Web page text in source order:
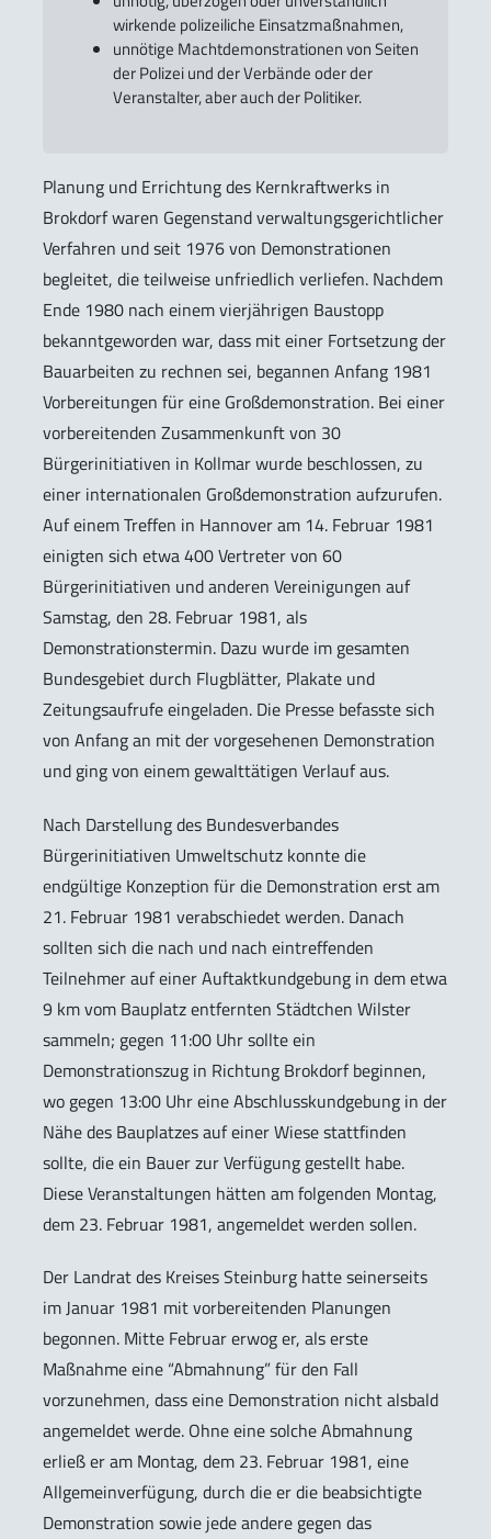
wirkende polizeiliche Einsatzmaßnahmen,
unnötige Machtdemonstrationen von Seiten
der Polizei und der Verbände oder der
Veranstalter, aber auch der Politiker.
Planung und Errichtung des Kernkraftwerks in
Brokdorf waren Gegenstand verwaltungsgerichtlicher
Verfahren und seit 1976 von Demonstrationen
begleitet, die teilweise unfriedlich verliefen. Nachdem
Ende 1980 nach einem vierjährigen Baustopp
bekanntgeworden war, dass mit einer Fortsetzung der
Bauarbeiten zu rechnen sei, begannen Anfang 1981
Vorbereitungen für eine Großdemonstration. Bei einer
vorbereitenden Zusammenkunft von 30
Bürgerinitiativen in Kollmar wurde beschlossen, zu
einer internationalen Großdemonstration aufzurufen.
Auf einem Treffen in Hannover am 14. Februar 1981
einigten sich etwa 400 Vertreter von 60
Bürgerinitiativen und anderen Vereinigungen auf
Samstag, den 28. Februar 1981, als
Demonstrationstermin. Dazu wurde im gesamten
Bundesgebiet durch Flugblätter, Plakate und
Zeitungsaufrufe eingeladen. Die Presse befasste sich
von Anfang an mit der vorgesehenen Demonstration
und ging von einem gewalttätigen Verlauf aus.
Nach Darstellung des Bundesverbandes
Bürgerinitiativen Umweltschutz konnte die
endgültige Konzeption für die Demonstration erst am
21. Februar 1981 verabschiedet werden. Danach
sollten sich die nach und nach eintreffenden
Teilnehmer auf einer Auftaktkundgebung in dem etwa
9 km vom Bauplatz entfernten Städtchen Wilster
sammeln; gegen 11:00 Uhr sollte ein
Demonstrationszug in Richtung Brokdorf beginnen,
wo gegen 13:00 Uhr eine Abschlusskundgebung in der
Nähe des Bauplatzes auf einer Wiese stattfinden
sollte, die ein Bauer zur Verfügung gestellt habe.
Diese Veranstaltungen hätten am folgenden Montag,
dem 23. Februar 1981, angemeldet werden sollen.
Der Landrat des Kreises Steinburg hatte seinerseits
im Januar 1981 mit vorbereitenden Planungen
begonnen. Mitte Februar erwog er, als erste
Maßnahme eine “Abmahnung” für den Fall
vorzunehmen, dass eine Demonstration nicht alsbald
angemeldet werde. Ohne eine solche Abmahnung
erließ er am Montag, dem 23. Februar 1981, eine
Allgemeinverfügung, durch die er die beabsichtigte
Demonstration sowie jede andere gegen das